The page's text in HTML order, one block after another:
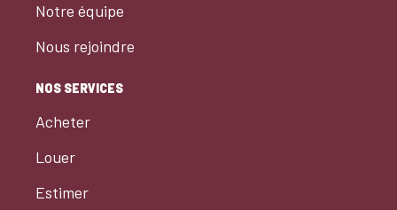
Notre équipe
Nous rejoindre
NOS SERVICES
Acheter
Louer
Estimer